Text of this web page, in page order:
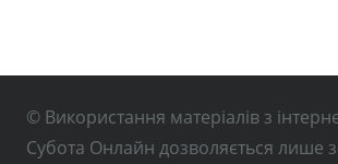
© Використання матеріалів з
Субота Онлайн дозволяється лише